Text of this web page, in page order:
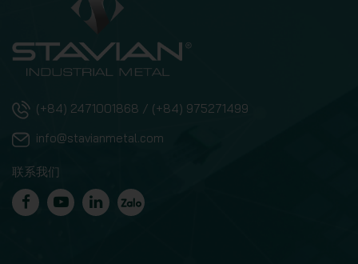
(+84) 2471001868 / (+84) 975271499
info@stavianmetal.com
联系我们